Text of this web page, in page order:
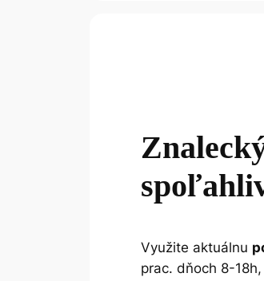
Využite aktuálnu
prac. dňoch 8-18h,